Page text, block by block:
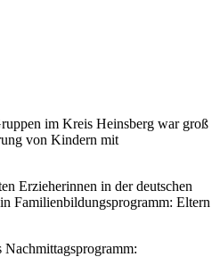
im Kreis Heinsberg war groß
von Kindern mit
Erzieherinnen in der deutschen
Familienbildungsprogramm: Eltern